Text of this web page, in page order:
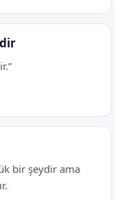
bir şeydir ama